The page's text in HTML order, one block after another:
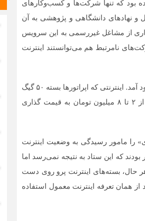
گفته شده بود که تنها شرکت‌ها و کسب‌وکارهای
و نهادهای دانشگاهی و پژوهشی به آن
از مشاغل غیررسمی به این سرویس
نامرتبط هم می‌توانستند اینترنت
چیزی از عرضه اینترنت پرو نگذشته بود که بازار سیاه وحشتناکی برای آن به وجود آمد. اینترنتی که اپراتورها بسته ۵۰ گیگ
آن را با قیمتی حدود ۲ میلیون تومان به فروش می‌رساندند، به دست دلالان از ۲ تا ۸ میلیون تومان به قیمت گذاری
را مامور رسیدگی به وضعیت اینترنت
بسیاری بر این باور بودند که این ستاد به نتیجه نمی‌رسد اما
حال، بسته‌های اینترنت پرو روی دست
از همان تعرفه‌ اینترنت معمول استفاده